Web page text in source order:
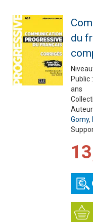
du
Public :
ans
Gomy,